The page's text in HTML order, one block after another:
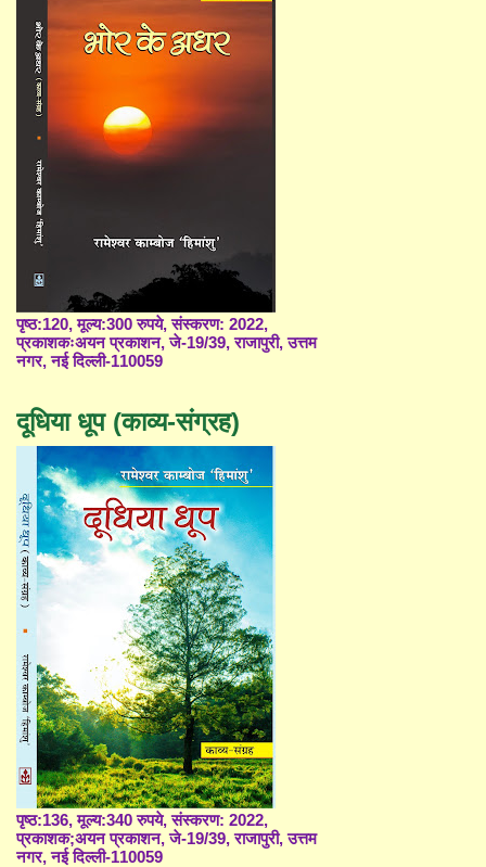
पृष्ठ:120, मूल्य:300 रुपये, संस्करण: 2022,
प्रकाशकःअयन प्रकाशन, जे-19/39, राजापुरी, उत्तम
नगर, नई दिल्ली-110059
दूधिया धूप (काव्य-संग्रह)
पृष्ठ:136, मूल्य:340 रुपये, संस्करण: 2022,
प्रकाशक;अयन प्रकाशन, जे-19/39, राजापुरी, उत्तम
नगर, नई दिल्ली-110059